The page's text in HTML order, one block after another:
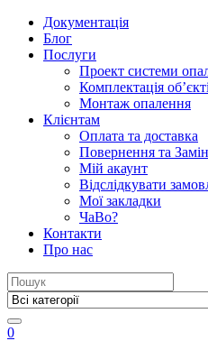
Документація
Блог
Послуги
Проект системи
Комплектація
Монтаж опалення
Клієнтам
Оплата та доставка
Повернення та
Мій акаунт
Відслідкувати
Мої закладки
ЧаВо?
Контакти
Про нас
Search
for:
0